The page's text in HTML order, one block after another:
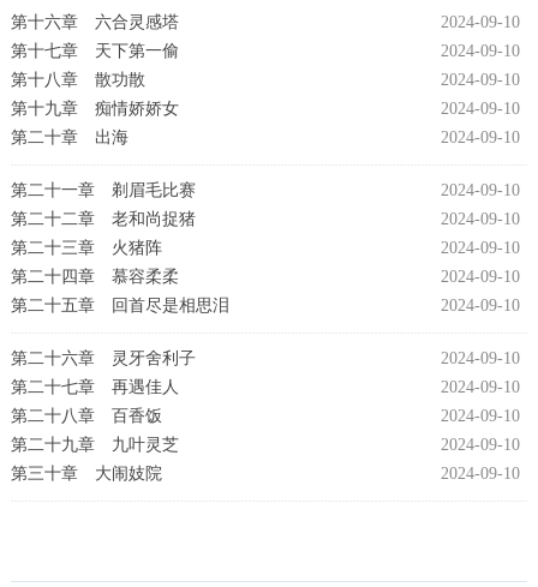
2024-09-10
第十六章 六合灵感塔
2024-09-10
第十七章 天下第一偷
2024-09-10
第十八章 散功散
2024-09-10
第十九章 痴情娇娇女
2024-09-10
第二十章 出海
2024-09-10
第二十一章 剃眉毛比赛
2024-09-10
第二十二章 老和尚捉猪
2024-09-10
第二十三章 火猪阵
2024-09-10
第二十四章 慕容柔柔
2024-09-10
第二十五章 回首尽是相思泪
2024-09-10
第二十六章 灵牙舍利子
2024-09-10
第二十七章 再遇佳人
2024-09-10
第二十八章 百香饭
2024-09-10
第二十九章 九叶灵芝
2024-09-10
第三十章 大闹妓院